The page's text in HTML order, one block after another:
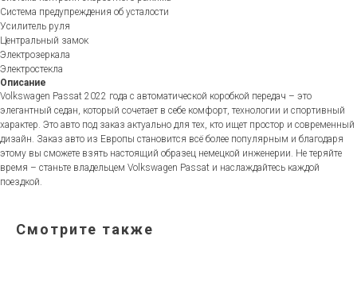
Система предупреждения об усталости
Усилитель руля
Центральный замок
Электрозеркала
Электростекла
Описание
Volkswagen Passat 2022 года с автоматической коробкой передач – это
элегантный седан, который сочетает в себе комфорт, технологии и спортивный
характер. Это авто под заказ актуально для тех, кто ищет простор и современный
дизайн. Заказ авто из Европы становится всё более популярным и благодаря
этому вы сможете взять настоящий образец немецкой инженерии. Не теряйте
время – станьте владельцем Volkswagen Passat и наслаждайтесь каждой
поездкой.
Смотрите также